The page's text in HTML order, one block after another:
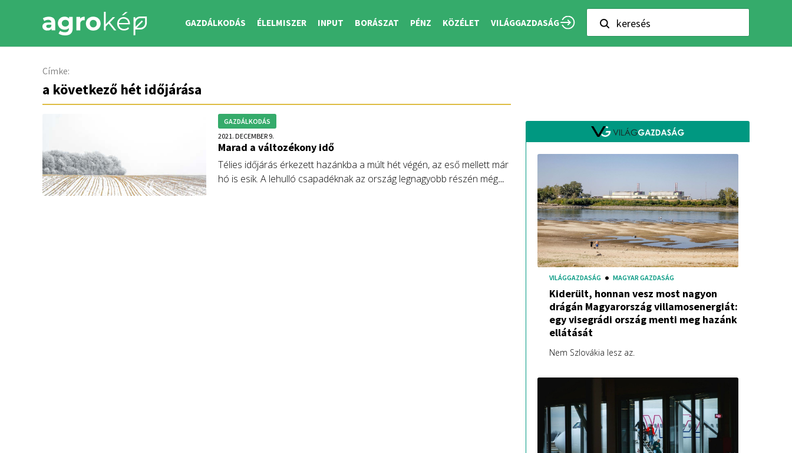
GAZDÁLKODÁS ÉLELMISZER INPUT BORÁSZAT PÉNZ KÖZÉLET VILÁGGAZDASÁG keresés
Címke:
a következő hét időjárása
GAZDÁLKODÁS
2021. DECEMBER 9.
Marad a változékony idő
Télies időjárás érkezett hazánkba a múlt hét végén, az eső mellett már
hó is esik. A lehulló csapadéknak az ország legnagyobb részén még
VILÁGGAZDASÁG MAGYAR GAZDASÁG
Kiderült, honnan vesz most nagyon
drágán Magyarország villamosenergiát:
egy visegrádi ország menti meg hazánk
ellátását
Nem Szlovákia lesz az.